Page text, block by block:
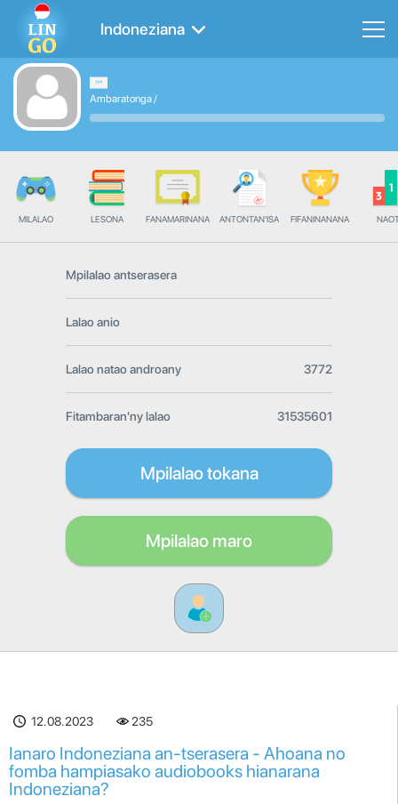
Indoneziana
Ambaratonga/
MILALAO LESONA FANAMARINANA ANTONTAN'ISA FIFANINANANA
Mpilalao antserasera
Lalao anio
Lalao natao androany 3772
Fitambaran'ny lalao 31535601
Mpilalao tokana
Mpilalao maro
12.08.2023 235
Ianaro Indoneziana an-tserasera - Ahoana no
fomba hampiasako audiobooks hianarana
Indoneziana?